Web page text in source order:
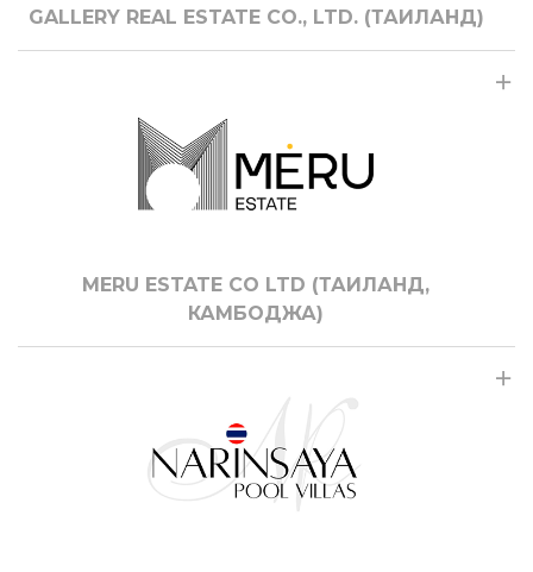
GALLERY REAL ESTATE CO., LTD. (ТАИЛАНД)
MERU ESTATE CO LTD (ТАИЛАНД,
КАМБОДЖА)